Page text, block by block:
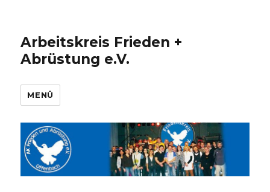
Arbeitskreis Frieden +
Abrüstung e.V.
MENÜ